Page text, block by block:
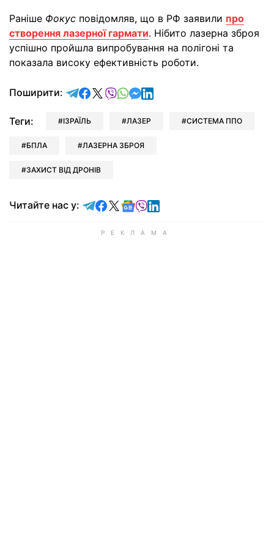
Раніше Фокус повідомляв, що в РФ заявили про
створення лазерної гармати. Нібито лазерна зброя
успішно пройшла випробування на полігоні та
показала високу ефективність роботи.
Поширити: відправити у Telegram
поділитись у Facebook
поділитись у X
відправити у Viber
відправити у Whatsapp
відправити у Messenger
відправити у LinkedIn
Теги: ІЗРАЇЛЬ ЛАЗЕР СИСТЕМА ППО
БПЛА ЛАЗЕРНА ЗБРОЯ
ЗАХИСТ ВІД ДРОНІВ
Читайте нас у: Читайте у Telegram
Читайте у Facebook
Читайте у X
Читайте у Google news
Читайте у Viber
Читайте у LinkedIn